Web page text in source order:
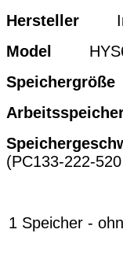
Hersteller
Model
Speichergröße
(PC133-222-
1 Speicher -